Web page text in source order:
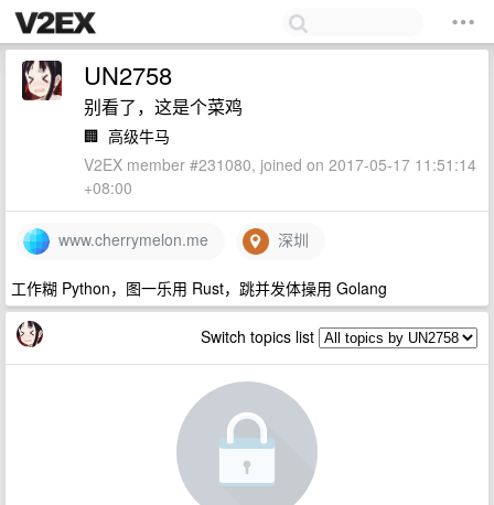
UN2758
别看了，这是个菜鸡
🏢 高级牛马
V2EX member #231080, joined on 2017-05-17 11:51:14
+08:00
www.cherrymelon.me 深圳
工作糊 Python，图一乐用 Rust，跳并发体操用 Golang
Switch topics list